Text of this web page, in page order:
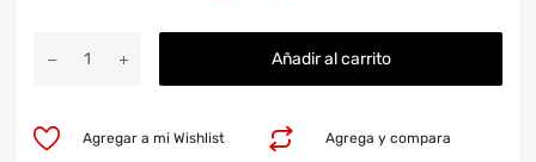
Añadir al carrito
Agrega y compara
Agregar a mi Wishlist